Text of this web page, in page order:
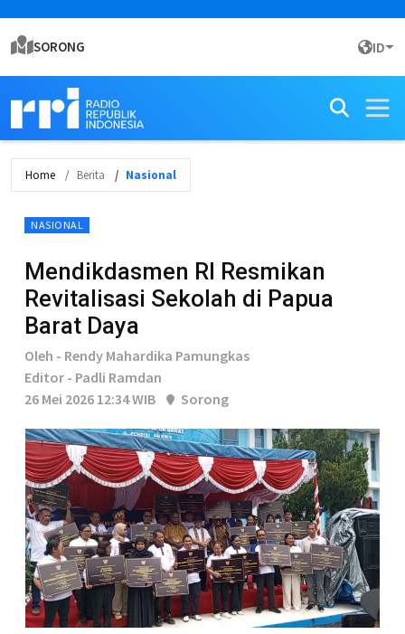
SORONG ID
Home Berita Nasional
NASIONAL
Mendikdasmen RI Resmikan
Revitalisasi Sekolah di Papua
Barat Daya
Oleh - Rendy Mahardika Pamungkas
Editor - Padli Ramdan
26 Mei 2026 12:34 WIB
Sorong